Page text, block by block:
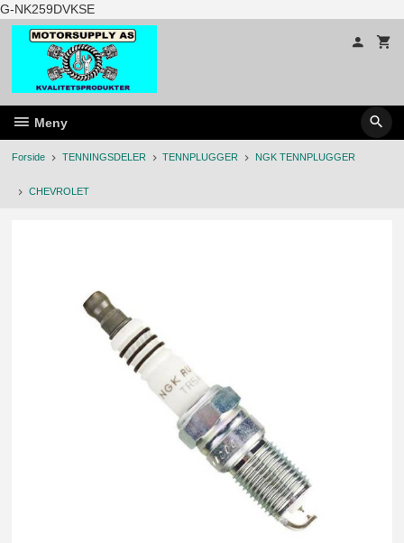
G-NK259DVKSEGå
til
innholdet
Meny
Forside TENNINGSDELER TENNPLUGGER NGK TENNPLUGGER
CHEVROLET